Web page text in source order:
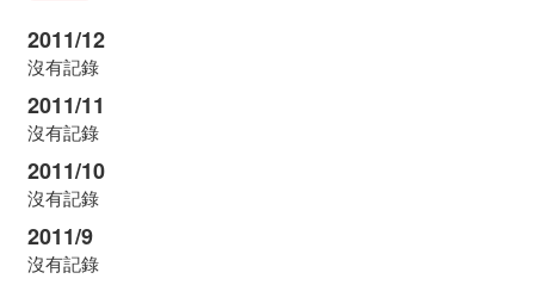
2011/12
沒有記錄
2011/11
沒有記錄
2011/10
沒有記錄
2011/9
沒有記錄